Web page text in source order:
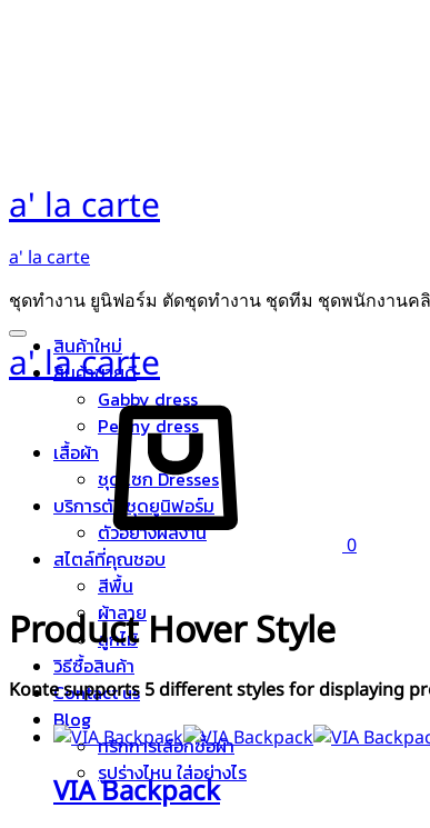
a' la carte
a' la carte
ชุดทำงาน ยูนิฟอร์ม ตัดชุดทำงาน ชุดทีม ชุดพนักงานค
สินค้าใหม่
สินค้าขายดี
Gabby dress
Peony dress
เสื้อผ้า
ชุดแซก Dresses
บริการตัดชุดยูนิฟอร์ม
ตัวอย่างผลงาน
สไตล์ที่คุณชอบ
สีพื้น
ผ้าลาย
ลูกไม้
วิธีซื้อสินค้า
Contact us
Blog
ทริกการเลือกซื้อผ้า
รูปร่างไหน ใส่อย่างไร
a' la carte
0
Product Hover Style
Konte supports 5 different styles for displaying
VIA Backpack